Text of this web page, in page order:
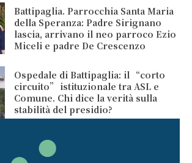
Battipaglia. Parrocchia Santa Maria
della Speranza: Padre Sirignano
lascia, arrivano il neo parroco Ezio
Miceli e padre De Crescenzo
Ospedale di Battipaglia: il “corto
circuito” istituzionale tra ASL e
Comune. Chi dice la verità sulla
stabilità del presidio?